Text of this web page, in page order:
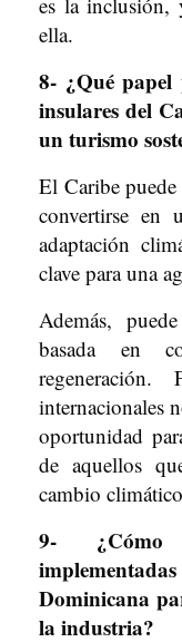
ella.
8- ¿Qué papel
insulares del
un turismo
El Caribe
convertirse en
adaptación
clave para una
Además,
basada en
internacionales
oportunidad
de aquellos
cambio
9- ¿Cómo
Dominicana
la industria?